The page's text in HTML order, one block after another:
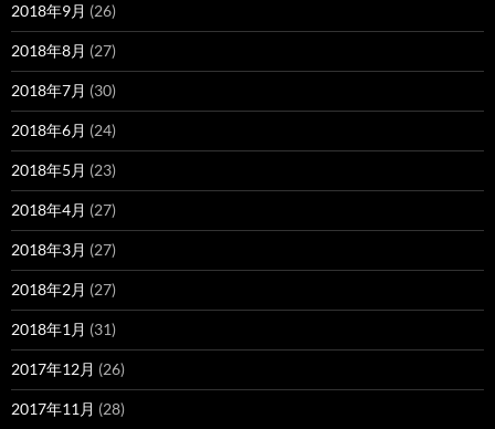
2018年9月 (26)
2018年8月 (27)
2018年7月 (30)
2018年6月 (24)
2018年5月 (23)
2018年4月 (27)
2018年3月 (27)
2018年2月 (27)
2018年1月 (31)
2017年12月 (26)
2017年11月 (28)